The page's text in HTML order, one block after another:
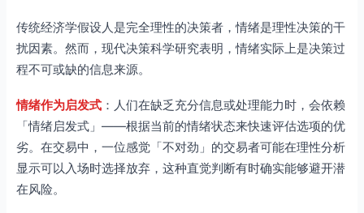
传统经济学假设人是完全理性的决策者，情绪是理性决策的干
扰因素。然而，现代决策科学研究表明，情绪实际上是决策过
程不可或缺的信息来源。
情绪作为启发式 ：人们在缺乏充分信息或处理能力时，会依赖
「情绪启发式」——根据当前的情绪状态来快速评估选项的优
劣。在交易中，一位感觉「不对劲」的交易者可能在理性分析
显示可以入场时选择放弃，这种直觉判断有时确实能够避开潜
在风险。